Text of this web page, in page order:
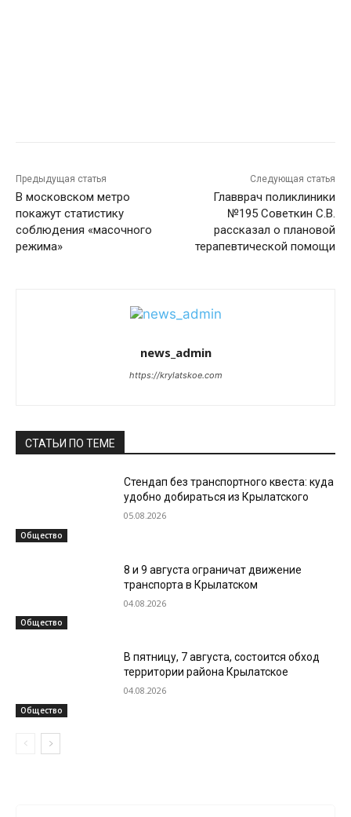
Предыдущая статья
В московском метро
покажут статистику
соблюдения «масочного
режима»
Следующая статья
Главврач поликлиники
№195 Советкин С.В.
рассказал о плановой
терапевтической помощи
news_admin
https://krylatskoe.com
СТАТЬИ ПО ТЕМЕ
Общество
Стендап без транспортного квеста: куда
удобно добираться из Крылатского
05.08.2026
Общество
8 и 9 августа ограничат движение
транспорта в Крылатском
04.08.2026
Общество
В пятницу, 7 августа, состоится обход
территории района Крылатское
04.08.2026